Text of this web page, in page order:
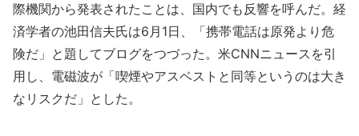
際機関から発表されたことは、国内でも反響を呼んだ。経
済学者の池田信夫氏は6月1日、「携帯電話は原発より危
険だ」と題してブログをつづった。米CNNニュースを引
用し、電磁波が「喫煙やアスベストと同等というのは大き
なリスクだ」とした。